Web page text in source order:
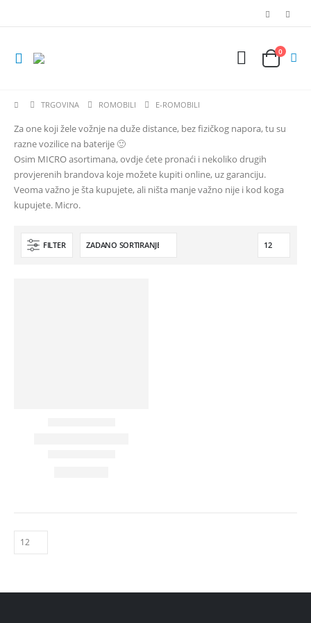
0
TRGOVINA ROMOBILI E-ROMOBILI
Za one koji žele vožnje na duže distance, bez fizičkog napora, tu su
razne vozilice na baterije 🙂
Osim MICRO asortimana, ovdje ćete pronaći i nekoliko drugih
provjerenih brandova koje možete kupiti online, uz garanciju.
Veoma važno je šta kupujete, ali ništa manje važno nije i kod koga
kupujete. Micro.
FILTER